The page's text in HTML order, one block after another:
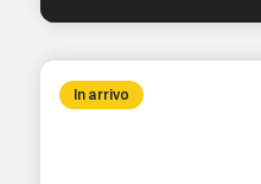
In arrivo